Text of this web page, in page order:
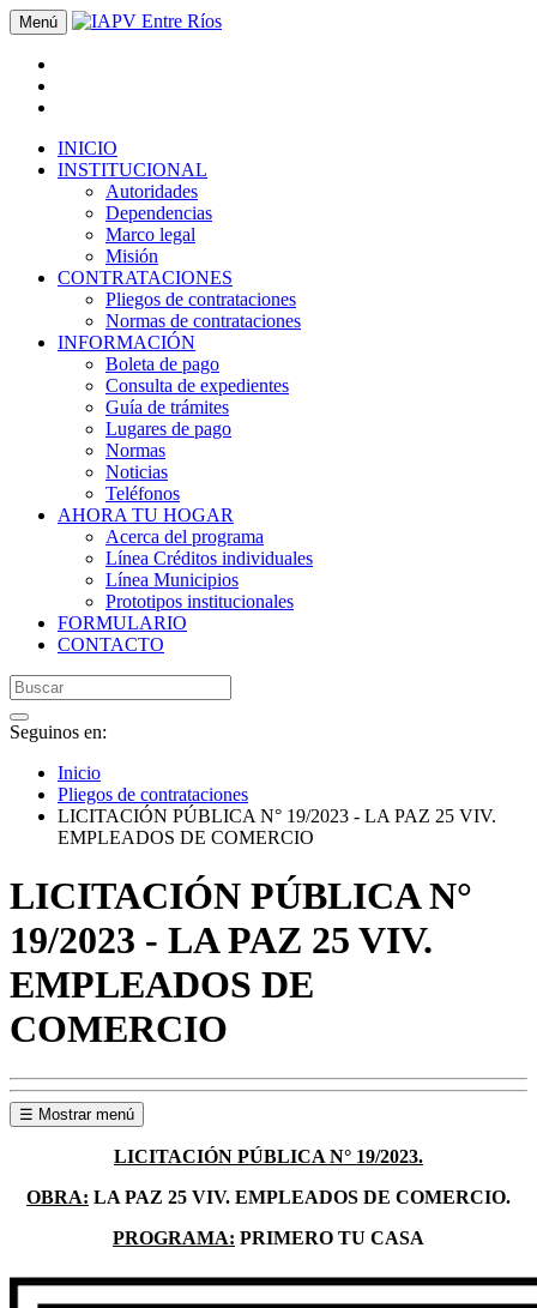
Menú
INICIO
INSTITUCIONAL
Autoridades
Dependencias
Marco legal
Misión
CONTRATACIONES
Pliegos de contrataciones
Normas de contrataciones
INFORMACIÓN
Boleta de pago
Consulta de expedientes
Guía de trámites
Lugares de pago
Normas
Noticias
Teléfonos
AHORA TU HOGAR
Acerca del programa
Línea Créditos individuales
Línea Municipios
Prototipos institucionales
FORMULARIO
CONTACTO
Seguinos en:
Inicio
Pliegos de contrataciones
LICITACIÓN PÚBLICA N° 19/2023 - LA PAZ 25 VIV.
EMPLEADOS DE COMERCIO
LICITACIÓN PÚBLICA N°
19/2023 - LA PAZ 25 VIV.
EMPLEADOS DE
COMERCIO
☰ Mostrar menú
LICITACIÓN PÚBLICA N° 19/2023.
OBRA: LA PAZ 25 VIV. EMPLEADOS DE COMERCIO.
PROGRAMA: PRIMERO TU CASA